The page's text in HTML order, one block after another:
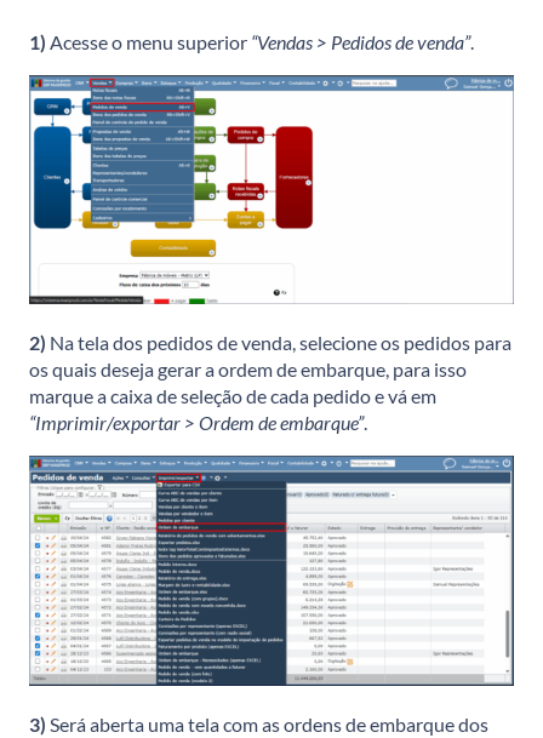
1) Acesse o menu superior “Vendas > Pedidos de venda”.
2) Na tela dos pedidos de venda, selecione os pedidos para
os quais deseja gerar a ordem de embarque, para isso
marque a caixa de seleção de cada pedido e vá em
“Imprimir/exportar > Ordem de embarque”.
3) Será aberta uma tela com as ordens de embarque dos